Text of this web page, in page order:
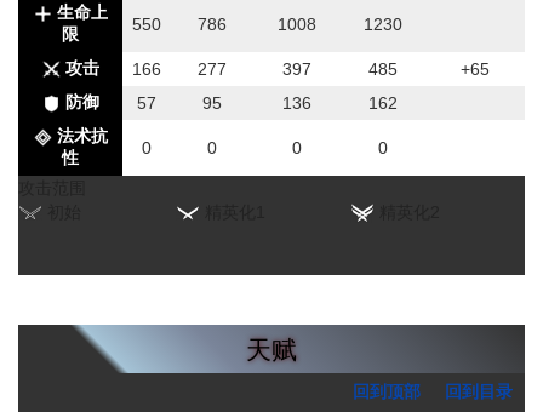
生命上
限
550 786 1008 1230
攻击 166 277 397 485
+65
防御
57 95 136
162
法术抗
性
0 0 0 0
天赋
回到顶部
回到目录